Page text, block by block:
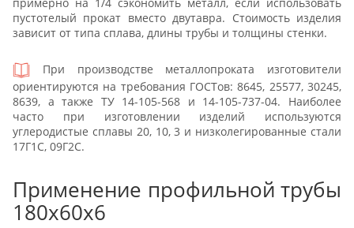
пустотелый прокат вместо двутавра. Стоимость изделия
зависит от типа сплава, длины трубы и толщины стенки.
При производстве металлопроката изготовители
ориентируются на требования ГОСТов: 8645, 25577, 30245,
8639, а также ТУ 14-105-568 и 14-105-737-04. Наиболее
часто при изготовлении изделий используются
углеродистые сплавы 20, 10, 3 и низколегированные стали
17Г1С, 09Г2С.
Применение профильной трубы
180х60x6